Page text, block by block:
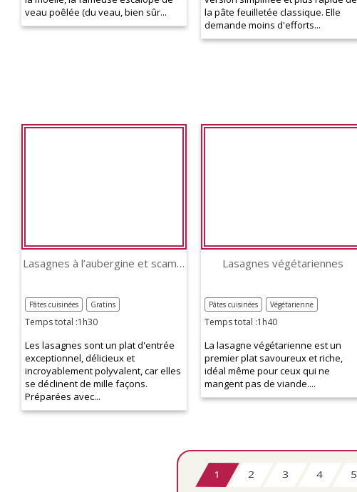
veau poêlée (du veau, bien sûr...
la pâte feuilletée classique. Elle
demande moins d'efforts...
Lasagnes à l’aubergine et scamorza
Temps total :1h30
Pâtes cuisinées Gratins
Les lasagnes sont un plat d'entrée
exceptionnel, délicieux et
incroyablement polyvalent, car elles
se déclinent de mille façons.
Préparées avec...
Lasagnes végétariennes
Temps total :1h40
Pâtes cuisinées Végétarienne
La lasagne végétarienne est un
premier plat savoureux et riche,
idéal même pour ceux qui ne
mangent pas de viande....
1 2 3 4 5